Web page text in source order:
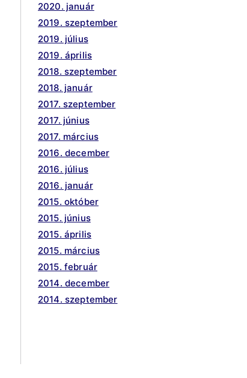
2020. január
2019. szeptember
2019. július
2019. április
2018. szeptember
2018. január
2017. szeptember
2017. június
2017. március
2016. december
2016. július
2016. január
2015. október
2015. június
2015. április
2015. március
2015. február
2014. december
2014. szeptember